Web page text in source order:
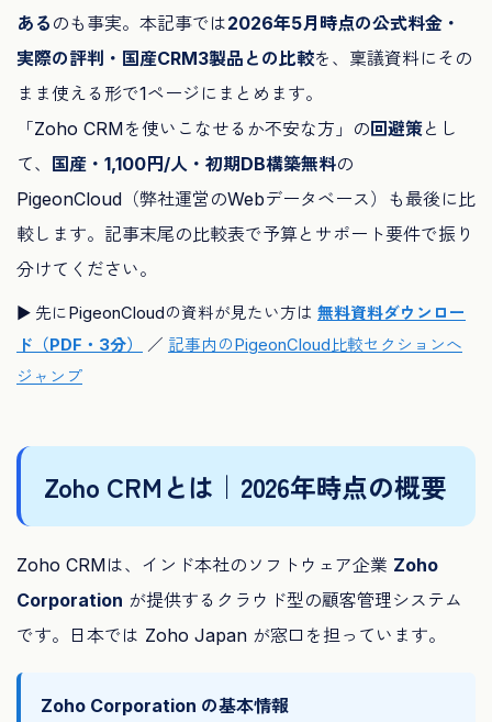
ある のも事実。本記事では2026年5月時点の公式料金・
実際の評判・国産CRM3製品との比較を、稟議資料にその
まま使える形で1ページにまとめます。
「Zoho CRMを使いこなせるか不安な方」の回避策とし
て、 国産・1,100円/人・初期DB構築無料の
PigeonCloud（弊社運営のWebデータベース）も最後に比
較します。記事末尾の比較表で予算とサポート要件で振り
分けてください。
▶ 先にPigeonCloudの資料が見たい方は 無料資料ダウンロー
ド（PDF・3分）
／ 記事内のPigeonCloud比較セクションへ
ジャンプ
Zoho CRMとは｜2026年時点の概要
Zoho CRMは、インド本社のソフトウェア企業 Zoho
Corporation が提供するクラウド型の顧客管理システム
です。日本では Zoho Japan が窓口を担っています。
Zoho Corporation の基本情報